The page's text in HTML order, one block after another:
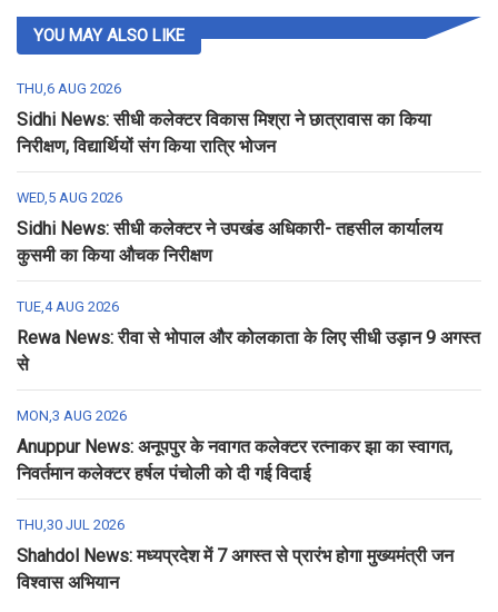
YOU MAY ALSO LIKE
THU,6 AUG 2026
Sidhi News: सीधी कलेक्टर विकास मिश्रा ने छात्रावास का किया
निरीक्षण, विद्यार्थियों संग किया रात्रि भोजन
WED,5 AUG 2026
Sidhi News: सीधी कलेक्टर ने उपखंड अधिकारी- तहसील कार्यालय
कुसमी का किया औचक निरीक्षण
TUE,4 AUG 2026
Rewa News: रीवा से भोपाल और कोलकाता के लिए सीधी उड़ान 9 अगस्त
से
MON,3 AUG 2026
Anuppur News: अनूपपुर के नवागत कलेक्टर रत्नाकर झा का स्वागत,
निवर्तमान कलेक्टर हर्षल पंचोली को दी गई विदाई
THU,30 JUL 2026
Shahdol News: मध्यप्रदेश में 7 अगस्त से प्रारंभ होगा मुख्यमंत्री जन
विश्वास अभियान